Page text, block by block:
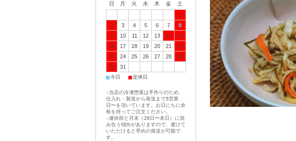
日 月 火 水 木 金
土
1
2
3 4 5 6 7
8
9
10 11 12 13 14
15
16
17 18 19 20 21
22
23
24 25 26 27 28
29
30
31
■今日 ■定休日
☆当店の冷凍惣菜は手作りのため、
仕入れ・製造から発送まで5営業
日〜を頂いています。お日にちに余
裕を持ってご注文ください。
☆連休前と月末（20日〜末日）に混
み合う傾向がありますので、避けて
いただけると早めの発送が可能で
す。